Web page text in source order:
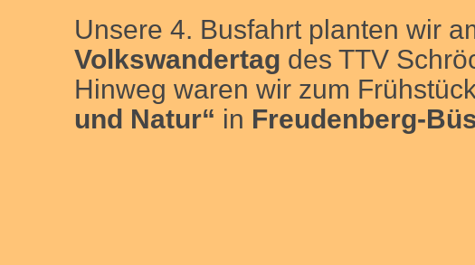
Unsere 4. Busfahrt planten wir
Volkswandertag des TTV
Hinweg waren wir zum
und Natur“ in Freudenberg-